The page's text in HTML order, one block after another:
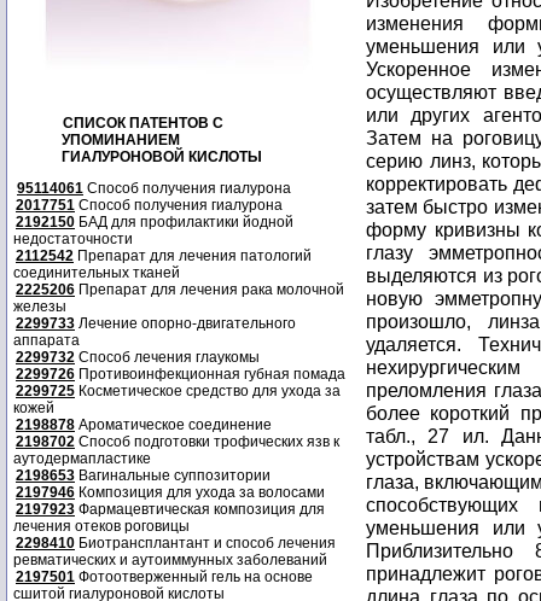
СПИСОК ПАТЕНТОВ С
УПОМИНАНИЕМ
ГИАЛУРОНОВОЙ КИСЛОТЫ
95114061 Способ получения гиалурона
2017751 Способ получения гиалурона
2192150 БАД для профилактики йодной
недостаточности
2112542 Препарат для лечения патологий
соединительных тканей
2225206 Препарат для лечения рака молочной
железы
2299733 Лечение опорно-двигательного
аппарата
2299732 Способ лечения глаукомы
2299726 Противоинфекционная губная помада
2299725 Косметическое средство для ухода за
кожей
2198878 Ароматическое соединение
2198702 Способ подготовки трофических язв к
аутодермапластике
2198653 Вагинальные суппозитории
2197946 Композиция для ухода за волосами
2197923 Фармацевтическая композиция для
лечения отеков роговицы
2298410 Биотрансплантант и способ лечения
ревматических и аутоиммунных заболеваний
2197501 Фотоотверженный гель на основе
сшитой гиалуроновой кислоты
изменения
уменьшения или
Ускоренное
осуществляют
или других
Затем на
серию линз,
корректировать
затем быстро
форму кривизны
глазу
выделяются из
новую
произошло,
удаляется.
преломления
более короткий
табл., 27 ил.
устройствам
глаза,
уменьшения или
принадлежит
длина глаза по